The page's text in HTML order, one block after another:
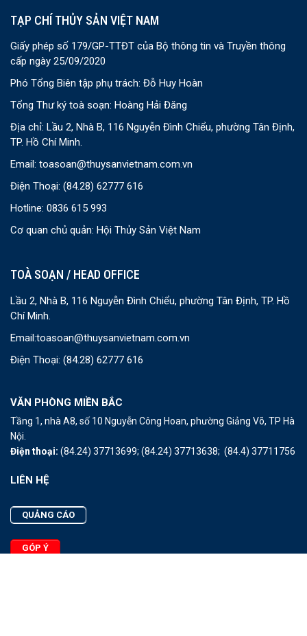
TẠP CHÍ THỦY SẢN VIỆT NAM
Giấy phép số 179/GP-TTĐT của Bộ thông tin và Truyền thông
cấp ngày 25/09/2020
Phó Tổng Biên tập phụ trách: Đỗ Huy Hoàn
Tổng Thư ký toà soạn: Hoàng Hải Đăng
Địa chỉ: Lầu 2, Nhà B, 116 Nguyễn Đình Chiểu, phường Tân Định,
TP. Hồ Chí Minh.
Email: toasoan@thuysanvietnam.com.vn
Điện Thoại: (84.28) 62777 616
Hotline: 0836 615 993
Cơ quan chủ quản: Hội Thủy Sản Việt Nam
TOÀ SOẠN / HEAD OFFICE
Lầu 2, Nhà B, 116 Nguyễn Đình Chiểu, phường Tân Định, TP. Hồ
Chí Minh.
Email:toasoan@thuysanvietnam.com.vn
Điện Thoại: (84.28) 62777 616
VĂN PHÒNG MIỀN BẮC
Tầng 1, nhà A8, số 10 Nguyễn Công Hoan, phường Giảng Võ, TP Hà
Nội.
Điện thoại: (84.24) 37713699; (84.24) 37713638; (84.4) 37711756
LIÊN HỆ
QUẢNG CÁO
GÓP Ý